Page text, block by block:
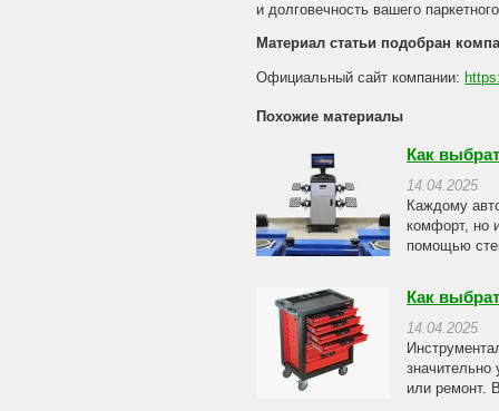
и долговечность вашего
Материал статьи подобран
Официальный сайт компании:
Похожие материалы
Как
14.04.2025
Каждому
комфорт, но
помощью
Как
14.04.2025
значительно
или ремонт.